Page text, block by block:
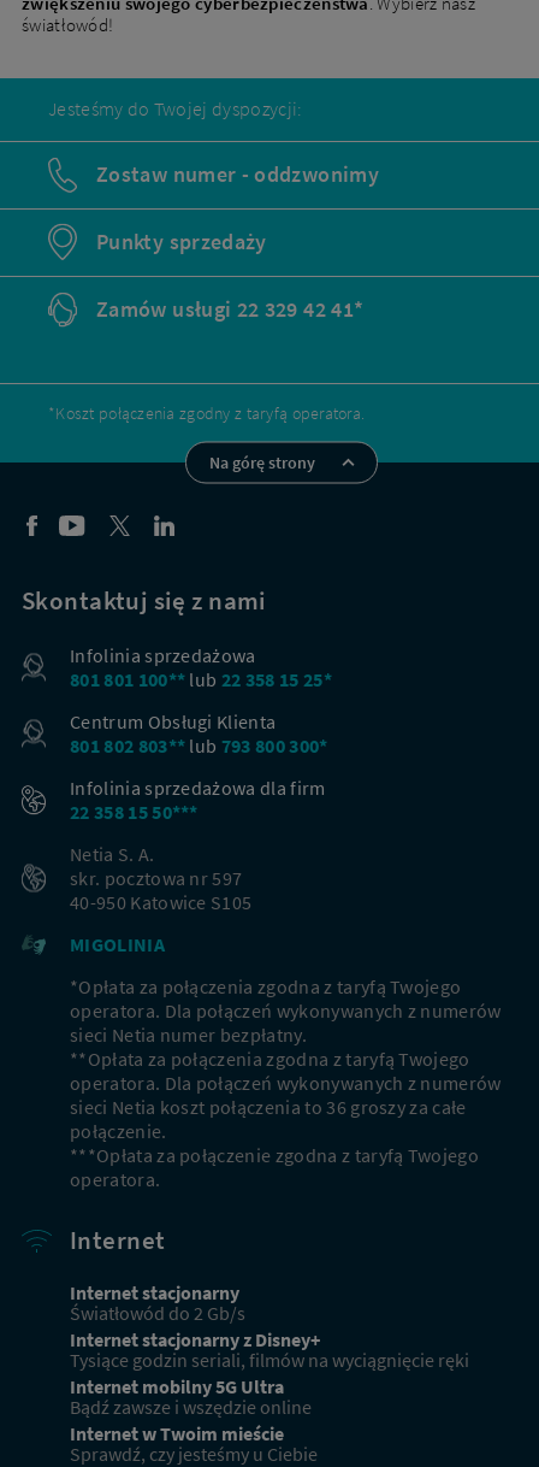
światłowód!
Jesteśmy do Twojej dyspozycji:
Zostaw numer - oddzwonimy
Punkty sprzedaży
Zamów usługi 22 329 42 41*
*Koszt połączenia zgodny z taryfą operatora.
Na górę strony
Skontaktuj się z nami
Infolinia sprzedażowa
801 801 100** lub 22 358 15 25*
Centrum Obsługi Klienta
801 802 803** lub 793 800 300*
Infolinia sprzedażowa dla firm
22 358 15 50***
Netia S. A.
skr. pocztowa nr 597
40-950 Katowice S105
MIGOLINIA
*Opłata za połączenia zgodna z taryfą Twojego
operatora. Dla połączeń wykonywanych z numerów
sieci Netia numer bezpłatny.
**Opłata za połączenia zgodna z taryfą Twojego
operatora. Dla połączeń wykonywanych z numerów
sieci Netia koszt połączenia to 36 groszy za całe
połączenie.
***Opłata za połączenie zgodna z taryfą Twojego
operatora.
Internet
Internet stacjonarny
Światłowód do 2 Gb/s
Internet stacjonarny z Disney+
Tysiące godzin seriali, filmów na wyciągnięcie ręki
Internet mobilny 5G Ultra
Bądź zawsze i wszędzie online
Internet w Twoim mieście
Sprawdź, czy jesteśmy u Ciebie
klientów
do
dla
obecnych
klientów